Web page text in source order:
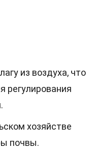
из воздуха, что
регулирования
хозяйстве
почвы.